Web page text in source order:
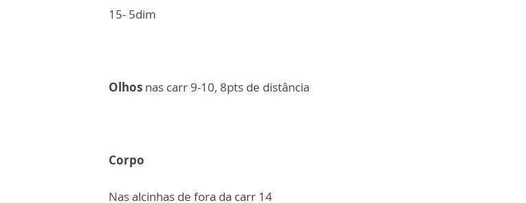
15- 5dim
Olhos nas carr 9-10, 8pts de distância
Corpo
Nas alcinhas de fora da carr 14